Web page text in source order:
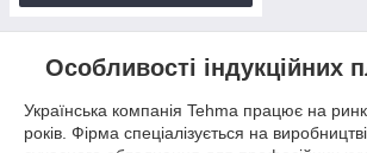
Особливості індукційних
Українська компанія Tehma працює на
років. Фірма спеціалізується на